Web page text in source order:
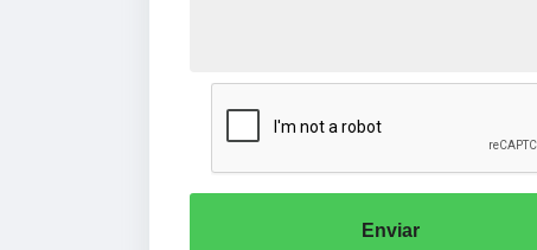
Enviar